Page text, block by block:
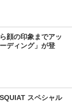
顔の印象までアッ
ディング」が登
スペシャル